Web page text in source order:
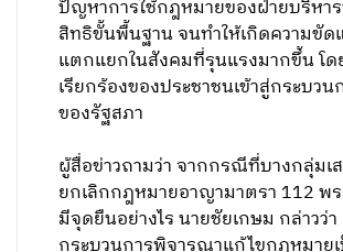
ปัญหาการใช้กฎหมายของฝ่ายบริหา
สิทธิขั้นพื้นฐาน จนทำให้เกิดความขัด
แตกแยกในสังคมที่รุนแรงมากขึ้น โด
เรียกร้องของประชาชนเข้าสู่กระบว
ของรัฐสภา
ผู้สื่อข่าวถามว่า จากกรณีที่บางกลุ่มเ
ยกเลิกกฎหมายอาญามาตรา 112 พ
มีจุดยืนอย่างไร นายชัยเกษม กล่าวว่า
กระบวนการพิจารณาแก้ไขกฎหมาย